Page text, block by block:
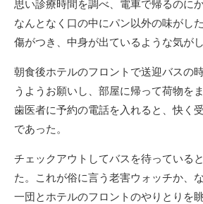
思い診療時間を調べ、電車で帰るのに
なんとなく口の中にパン以外の味がし
傷がつき、中身が出ているような気がし
朝食後ホテルのフロントで送迎バスの
うようお願いし、部屋に帰って荷物を
歯医者に予約の電話を入れると、快く
であった。
チェックアウトしてバスを待っている
た。これが俗に言う老害ウォッチか、
一団とホテルのフロントのやりとりを眺